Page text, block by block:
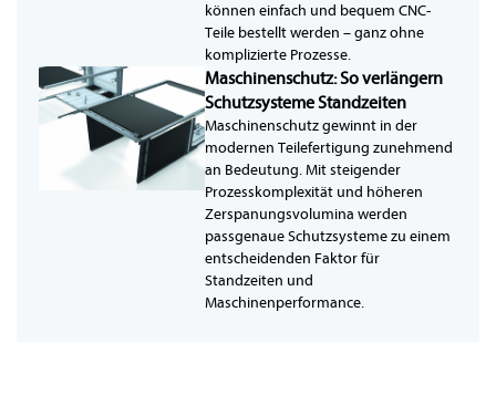
können einfach und bequem CNC-
Teile bestellt werden – ganz ohne
komplizierte Prozesse.
Maschinenschutz: So verlängern
Schutzsysteme Standzeiten
Maschinenschutz gewinnt in der
modernen Teilefertigung zunehmend
an Bedeutung. Mit steigender
Prozesskomplexität und höheren
Zerspanungsvolumina werden
passgenaue Schutzsysteme zu einem
entscheidenden Faktor für
Standzeiten und
Maschinenperformance.